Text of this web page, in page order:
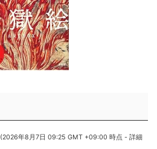
(2026年8月7日 09:25 GMT +09:00 時点 -詳細